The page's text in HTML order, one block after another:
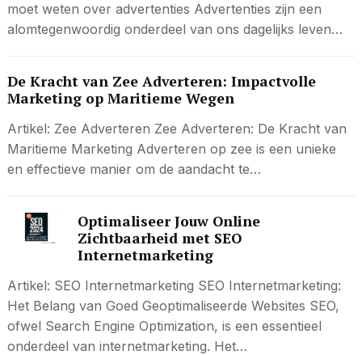
moet weten over advertenties Advertenties zijn een
alomtegenwoordig onderdeel van ons dagelijks leven…
De Kracht van Zee Adverteren: Impactvolle
Marketing op Maritieme Wegen
Artikel: Zee Adverteren Zee Adverteren: De Kracht van
Maritieme Marketing Adverteren op zee is een unieke
en effectieve manier om de aandacht te…
Optimaliseer Jouw Online
Zichtbaarheid met SEO
Internetmarketing
Artikel: SEO Internetmarketing SEO Internetmarketing:
Het Belang van Goed Geoptimaliseerde Websites SEO,
ofwel Search Engine Optimization, is een essentieel
onderdeel van internetmarketing. Het…